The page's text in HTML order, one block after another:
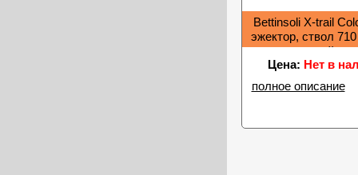
Bettinsoli X-trail
эжектор, ствол
кейс
Цена: Нет в
полное описание